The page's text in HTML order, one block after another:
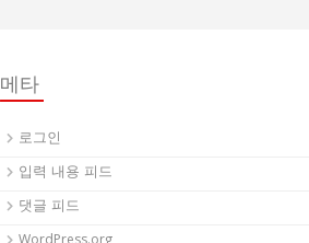
메타
로그인
입력 내용 피드
댓글 피드